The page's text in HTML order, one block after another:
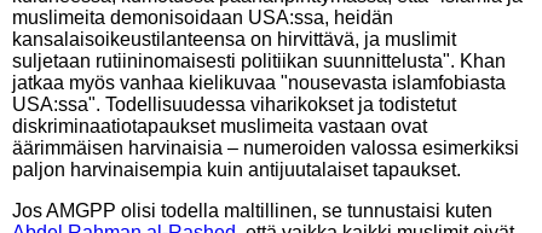
muslimeita demonisoidaan USA:ssa, heidän
kansalaisoikeustilanteensa on hirvittävä, ja muslimit
suljetaan rutiininomaisesti politiikan suunnittelusta". Khan
jatkaa myös vanhaa kielikuvaa "nousevasta islamfobiasta
USA:ssa". Todellisuudessa viharikokset ja todistetut
diskriminaatiotapaukset muslimeita vastaan ovat
äärimmäisen harvinaisia – numeroiden valossa esimerkiksi
paljon harvinaisempia kuin antijuutalaiset tapaukset.
Jos AMGPP olisi todella maltillinen, se tunnustaisi kuten